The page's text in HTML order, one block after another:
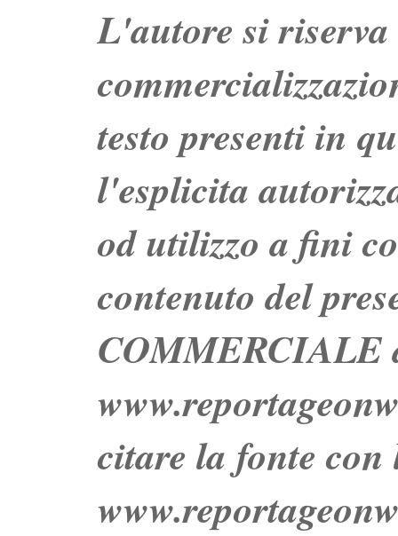
L'autore si
testo presenti in
l'esplicita
od utilizzo a fini
contenuto del
COMMERCIALE
citare la fonte